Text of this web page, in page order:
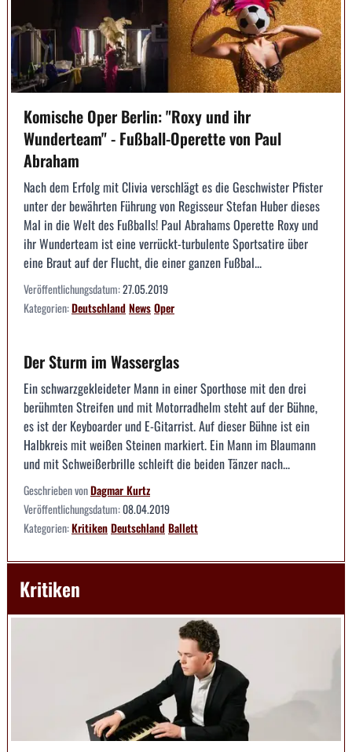
Komische Oper Berlin: "Roxy und ihr
Wunderteam" - Fußball-Operette von Paul
Abraham
Nach dem Erfolg mit Clivia verschlägt es die Geschwister Pfister
unter der bewährten Führung von Regisseur Stefan Huber dieses
Mal in die Welt des Fußballs! Paul Abrahams Operette Roxy und
ihr Wunderteam ist eine verrückt-turbulente Sportsatire über
eine Braut auf der Flucht, die einer ganzen Fußbal...
Veröffentlichungsdatum:27.05.2019
Kategorien:DeutschlandNewsOper
Der Sturm im Wasserglas
Ein schwarzgekleideter Mann in einer Sporthose mit den drei
berühmten Streifen und mit Motorradhelm steht auf der Bühne,
es ist der Keyboarder und E-Gitarrist. Auf dieser Bühne ist ein
Halbkreis mit weißen Steinen markiert. Ein Mann im Blaumann
und mit Schweißerbrille schleift die beiden Tänzer nach...
Geschrieben vonDagmar Kurtz
Veröffentlichungsdatum:08.04.2019
Kategorien:KritikenDeutschlandBallett
Kritiken